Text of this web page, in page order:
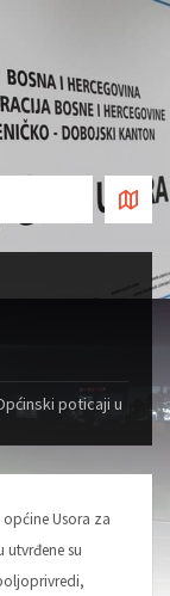
poticaji u
Usora za
utvrđene su